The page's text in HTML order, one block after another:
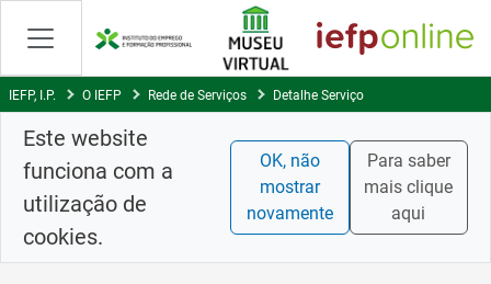
Saltar
para
conteúdo
principal
IEFP, I.P. O IEFP Rede de Serviços Detalhe Serviço
Este website
funciona com a
utilização de
cookies.
OK, não
mostrar
novamente
Para saber
mais clique
aqui